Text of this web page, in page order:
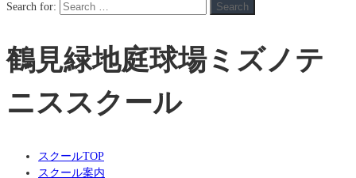
Search for: Search
鶴見緑地庭球場ミズノテ
ニススクール
スクールTOP
スクール案内